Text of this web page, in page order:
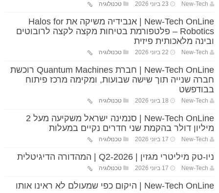
New-Tech 23 ביוני 2026 טכנולוגיה
New-Tech OnLine | אנבידיה משיקה את Halos for
Robotics – פלטפורמת בטיחות מקצה לקצה לרובוטים
ובינה מלאכותית פיזית
New-Tech 22 ביוני 2026 טכנולוגיה
New-Tech OnLine | חברת Quantum Machines רוכשת
חברה שנייה תוך שישה שבועות, ומקימה מרכז פיתוח
בבודפשט
New-Tech 18 ביוני 2026 טכנולוגיה
New-Tech OnLine | סנמינה ישראל משקיעה מעל 2
מיליון דולר בהקמת שני חדרים נקיים במעלות
New-Tech 17 ביוני 2026 טכנולוגיה
ניו-טק מיליטרי מגזין | Q2-2026 | המהדורה הדיגיטלית
New-Tech 17 ביוני 2026 טכנולוגיה
New-Tech OnLine | היקום כפי שמעולם לא ראינו אותו